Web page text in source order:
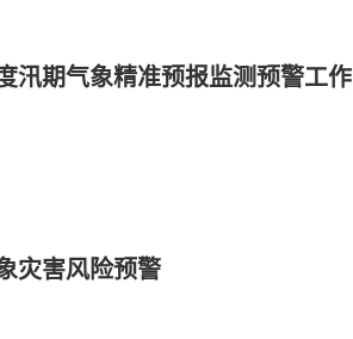
汛期气象精准预报监测预警工作
灾害风险预警